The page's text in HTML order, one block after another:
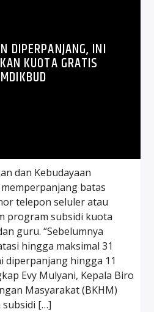
DIPERPANJANG, INI
KUOTA GRATIS
dan Kebudayaan
batas
telepon seluler atau
program subsidi kuota
guru. “Sebelumnya
hingga maksimal 31
diperpanjang hingga 11
Evy Mulyani, Kepala Biro
Masyarakat (BKHM)
subsidi […]